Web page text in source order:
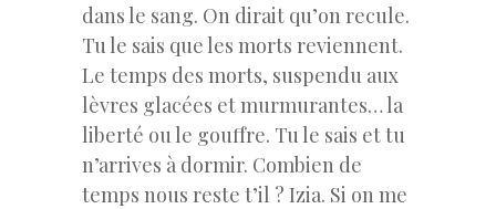
dans le sang. On dirait qu’on recule.
Tu le sais que les morts reviennent.
Le temps des morts, suspendu aux
lèvres glacées et murmurantes… la
liberté ou le gouffre. Tu le sais et tu
n’arrives à dormir. Combien de
temps nous reste t’il ? Izia. Si on me